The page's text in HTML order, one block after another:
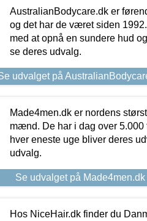
AustralianBodycare.dk er
og det har de været siden
med at opnå en sundere hud
se deres udvalg.
udvalget på
Made4men.dk er nordens
mænd. De har i dag over
hver eneste uge bliver deres
udvalg.
Se udvalget på Made4men.dk
Hos NiceHair.dk finder du